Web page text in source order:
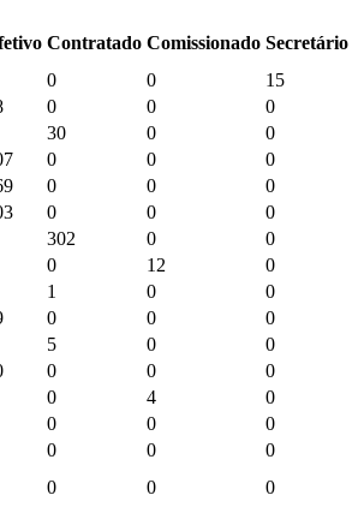
Contratado Comissionado Secretário
0 0 15
0 0 0
30 0 0
0 0 0
0 0 0
0 0 0
302 0 0
0 12 0
1 0 0
0 0 0
5 0 0
0 0 0
0 4 0
0 0 0
0 0 0
0 0 0